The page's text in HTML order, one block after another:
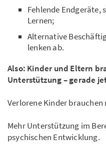
Fehlende Endgeräte,
Lernen;
Alternative
lenken ab.
Also: Kinder und Eltern
Unterstützung – gerade
Verlorene Kinder brauchen
Mehr Unterstützung im
psychischen Entwicklung.